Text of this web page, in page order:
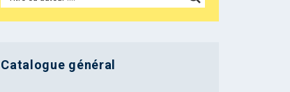
Catalogue général